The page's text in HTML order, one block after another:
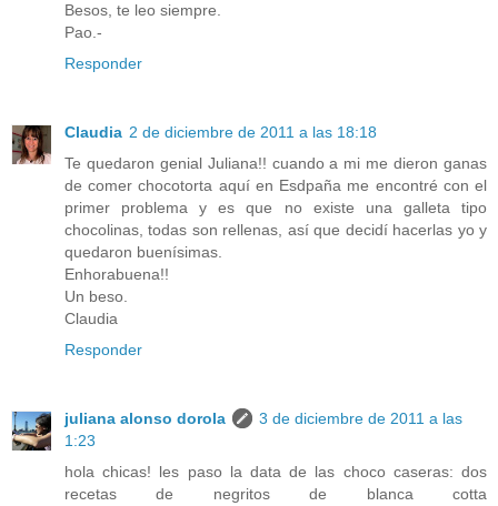
Besos, te leo siempre.
Pao.-
Responder
Claudia 2 de diciembre de 2011 a las 18:18
Te quedaron genial Juliana!! cuando a mi me dieron ganas
de comer chocotorta aquí en Esdpaña me encontré con el
primer problema y es que no existe una galleta tipo
chocolinas, todas son rellenas, así que decidí hacerlas yo y
quedaron buenísimas.
Enhorabuena!!
Un beso.
Claudia
Responder
juliana alonso dorola
3 de diciembre de 2011 a las
1:23
hola chicas! les paso la data de las choco caseras: dos
recetas de negritos de blanca cotta